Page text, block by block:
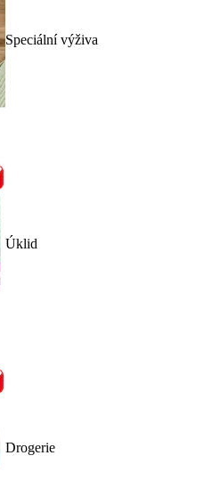
Speciální výživa
Úklid
Drogerie